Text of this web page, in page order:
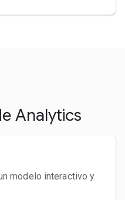
Analytics
modelo interactivo y